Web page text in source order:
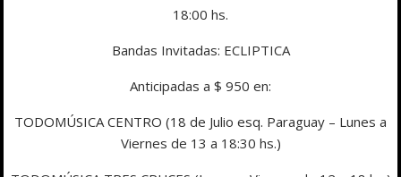
18:00 hs.
Bandas Invitadas: ECLIPTICA
Anticipadas a $ 950 en:
TODOMÚSICA CENTRO (18 de Julio esq. Paraguay – Lunes a
Viernes de 13 a 18:30 hs.)